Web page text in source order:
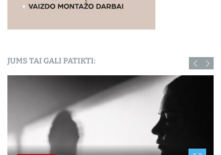
JUMS TAI GALI PATIKTI: